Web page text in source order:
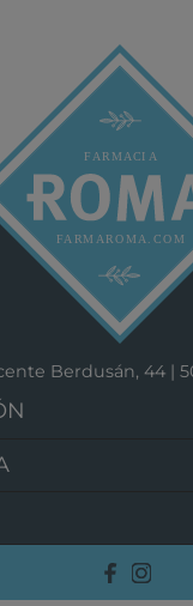
Berdusán, 44 |